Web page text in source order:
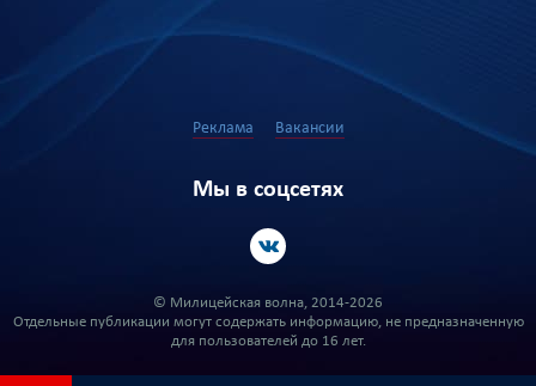
Реклама Вакансии
Мы в соцсетях
© Милицейская волна, 2014-2026
Отдельные публикации могут содержать информацию, не предназначенную
для пользователей до 16 лет.